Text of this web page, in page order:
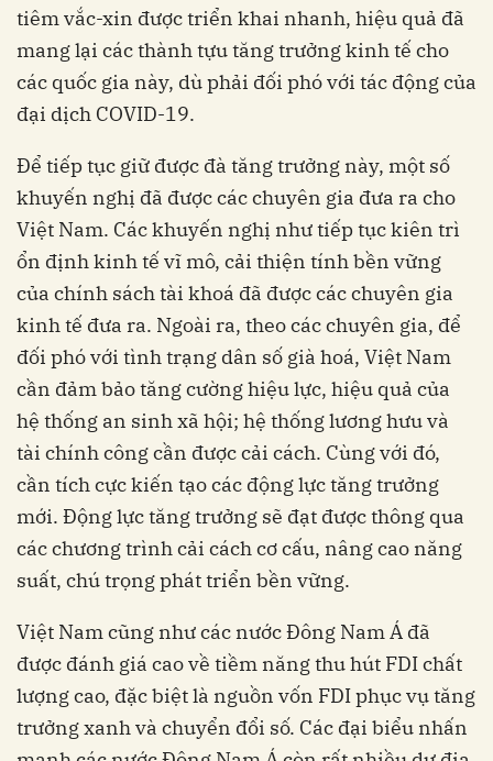
tiêm vắc-xin được triển khai nhanh, hiệu quả đã
mang lại các thành tựu tăng trưởng kinh tế cho
các quốc gia này, dù phải đối phó với tác động của
đại dịch COVID-19.
Để tiếp tục giữ được đà tăng trưởng này, một số
khuyến nghị đã được các chuyên gia đưa ra cho
Việt Nam. Các khuyến nghị như tiếp tục kiên trì
ổn định kinh tế vĩ mô, cải thiện tính bền vững
của chính sách tài khoá đã được các chuyên gia
kinh tế đưa ra. Ngoài ra, theo các chuyên gia, để
đối phó với tình trạng dân số già hoá, Việt Nam
cần đảm bảo tăng cường hiệu lực, hiệu quả của
hệ thống an sinh xã hội; hệ thống lương hưu và
tài chính công cần được cải cách. Cùng với đó,
cần tích cực kiến tạo các động lực tăng trưởng
mới. Động lực tăng trưởng sẽ đạt được thông qua
các chương trình cải cách cơ cấu, nâng cao năng
suất, chú trọng phát triển bền vững.
Việt Nam cũng như các nước Đông Nam Á đã
được đánh giá cao về tiềm năng thu hút FDI chất
lượng cao, đặc biệt là nguồn vốn FDI phục vụ tăng
trưởng xanh và chuyển đổi số. Các đại biểu nhấn